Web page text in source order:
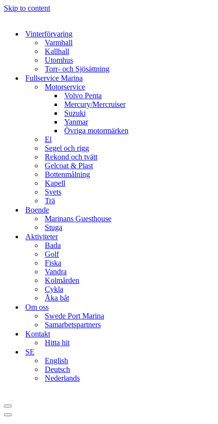
Skip to content
Vinterförvaring
Varmhall
Kallhall
Utomhus
Torr- och Sjösättning
Fullservice Marina
Motorservice
Volvo Penta
Mercury/Mercruiser
Suzuki
Yanmar
Övriga motormärken
El
Segel och rigg
Rekond och tvätt
Gelcoat & Plast
Bottenmålning
Kapell
Svets
Trä
Boende
Marinans Guesthouse
Stuga
Aktiviteter
Bada
Golf
Fiska
Vandra
Kolmården
Cykla
Åka båt
Om oss
Swede Port Marina
Samarbetspartners
Kontakt
Hitta hit
SE
English
Deutsch
Nederlands
Navigation
Menu
Navigation